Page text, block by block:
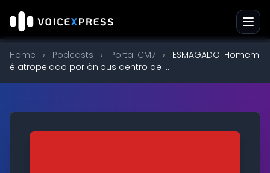
Home › Podcasts › Portal CM7 ›
ESMAGADO: Homem
é atropelado por ônibus dentro de ...